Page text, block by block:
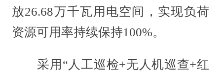
放26.68万千瓦用电空间，实现负荷
资源可用率持续保持100%。
采用“人工巡检+无人机巡查+红